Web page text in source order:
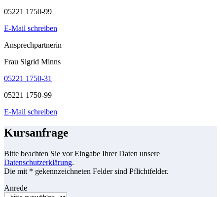
05221 1750-99
E-Mail schreiben
Ansprechpartnerin
Frau Sigrid Minns
05221 1750-31
05221 1750-99
E-Mail schreiben
Kursanfrage
Bitte beachten Sie vor Eingabe Ihrer Daten unsere
Datenschutzerklärung.
Die mit * gekennzeichneten Felder sind Pflichtfelder.
Anrede